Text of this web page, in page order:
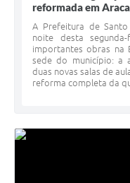
reformada em
A Prefeitura de
noite desta
importantes obras na
sede do município: a
duas novas salas de
reforma completa da